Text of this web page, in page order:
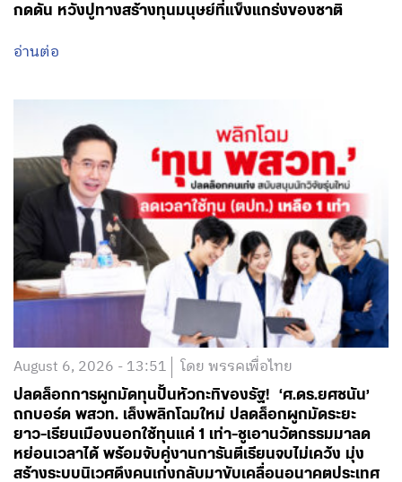
กดดัน หวังปูทางสร้างทุนมนุษย์ที่แข็งแกร่งของชาติ
อ่านต่อ
August 6, 2026 - 13:51 โดย พรรคเพื่อไทย
ปลดล็อกการผูกมัดทุนปั้นหัวกะทิของรัฐ! ‘ศ.ดร.ยศชนัน’
ถกบอร์ด พสวท. เล็งพลิกโฉมใหม่ ปลดล็อกผูกมัดระยะ
ยาว-เรียนเมืองนอกใช้ทุนแค่ 1 เท่า-ชูเอานวัตกรรมมาลด
หย่อนเวลาได้ พร้อมจับคู่งานการันตีเรียนจบไม่เคว้ง มุ่ง
สร้างระบบนิเวศดึงคนเก่งกลับมาขับเคลื่อนอนาคตประเทศ